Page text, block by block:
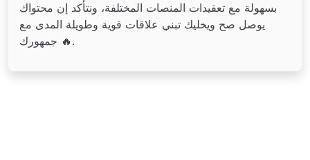
بسهولة مع تعقيدات المنصات المختلفة، ونتأكد إن محتواك
يوصل صح ويخليك تبني علاقات قوية وطويلة المدى مع
جمهورك 🔥.